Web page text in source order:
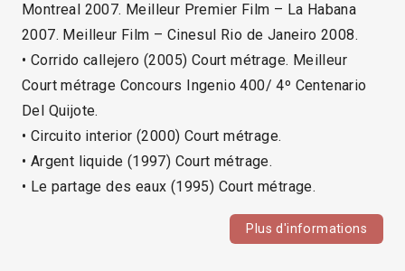
Montreal 2007. Meilleur Premier Film – La Habana
2007. Meilleur Film – Cinesul Rio de Janeiro 2008.
• Corrido callejero (2005) Court métrage. Meilleur
Court métrage Concours Ingenio 400/ 4º Centenario
Del Quijote.
• Circuito interior (2000) Court métrage.
• Argent liquide (1997) Court métrage.
• Le partage des eaux (1995) Court métrage.
Plus d'informations